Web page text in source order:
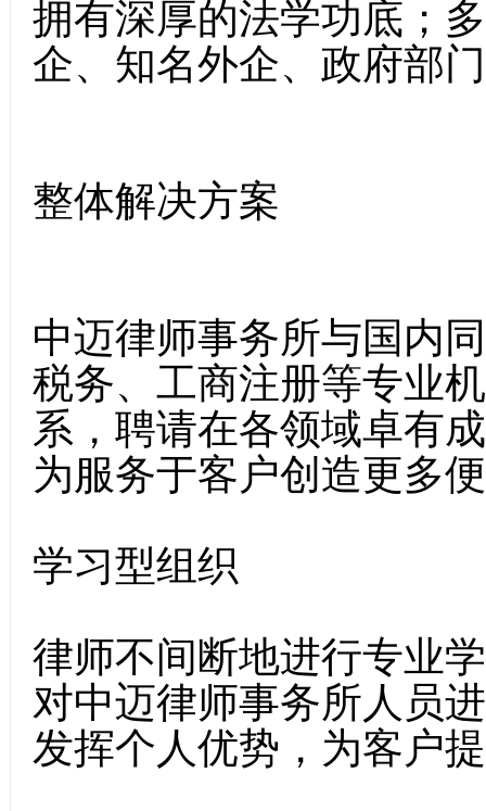
拥有深厚的法学功底；
企、知名外企、政府部
整体解决方案
中迈律师事务所与国内
税务、工商注册等专业
系，聘请在各领域卓有
为服务于客户创造更多
学习型组织
律师不间断地进行专业
对中迈律师事务所人员
发挥个人优势，为客户